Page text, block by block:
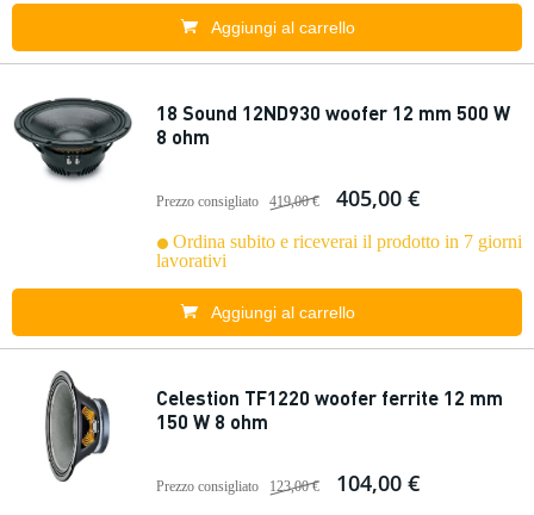
Aggiungi al carrello
18 Sound 12ND930 woofer 12 mm 500 W
8 ohm
Prezzo consigliato 419,00 € 405,00 €
Ordina subito e riceverai il prodotto in 7 giorni
lavorativi
Aggiungi al carrello
Celestion TF1220 woofer ferrite 12 mm
150 W 8 ohm
Prezzo consigliato 123,00 € 104,00 €